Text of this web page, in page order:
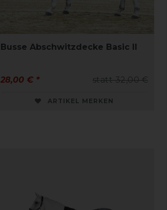
Busse Abschwitzdecke Basic II
statt 32,00 €
28,00 € *
ARTIKEL MERKEN